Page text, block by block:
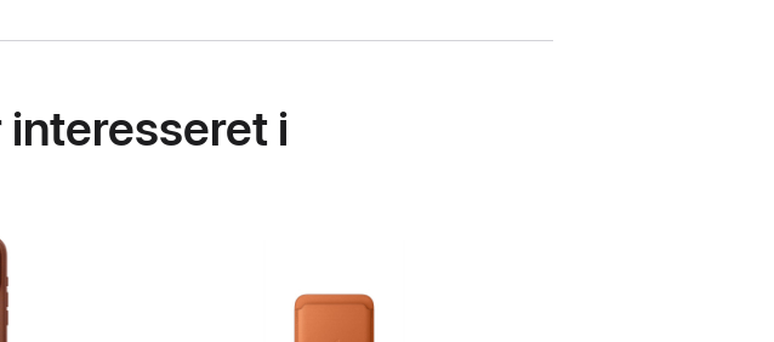
interesseret i